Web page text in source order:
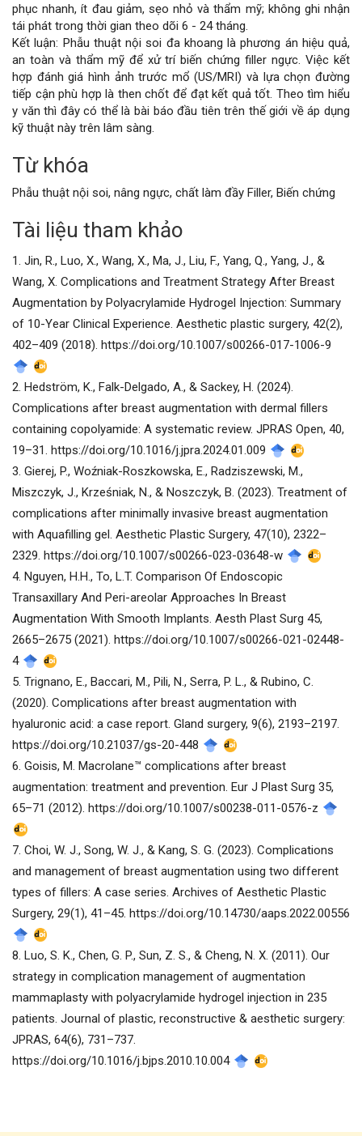
phục nhanh, ít đau giảm, sẹo nhỏ và thẩm mỹ; không ghi nhận
tái phát trong thời gian theo dõi 6 - 24 tháng.
Kết luận: Phẫu thuật nội soi đa khoang là phương án hiệu quả,
an toàn và thẩm mỹ để xử trí biến chứng filler ngực. Việc kết
hợp đánh giá hình ảnh trước mổ (US/MRI) và lựa chọn đường
tiếp cận phù hợp là then chốt để đạt kết quả tốt. Theo tìm hiểu
y văn thì đây có thể là bài báo đầu tiên trên thế giới về áp dụng
kỹ thuật này trên lâm sàng.
Chi
tiết
bài
viết
Từ khóa
Phẫu thuật nội soi, nâng ngực, chất làm đầy Filler, Biến chứng
Tài liệu tham khảo
1. Jin, R., Luo, X., Wang, X., Ma, J., Liu, F., Yang, Q., Yang, J., &
Wang, X. Complications and Treatment Strategy After Breast
Augmentation by Polyacrylamide Hydrogel Injection: Summary
of 10-Year Clinical Experience. Aesthetic plastic surgery, 42(2),
402–409 (2018). https://doi.org/10.1007/s00266-017-1006-9
2. Hedström, K., Falk-Delgado, A., & Sackey, H. (2024).
Complications after breast augmentation with dermal fillers
containing copolyamide: A systematic review. JPRAS Open, 40,
19–31. https://doi.org/10.1016/j.jpra.2024.01.009
3. Gierej, P., Woźniak-Roszkowska, E., Radziszewski, M.,
Miszczyk, J., Krześniak, N., & Noszczyk, B. (2023). Treatment of
complications after minimally invasive breast augmentation
with Aquafilling gel. Aesthetic Plastic Surgery, 47(10), 2322–
2329. https://doi.org/10.1007/s00266-023-03648-w
4. Nguyen, H.H., To, L.T. Comparison Of Endoscopic
Transaxillary And Peri-areolar Approaches In Breast
Augmentation With Smooth Implants. Aesth Plast Surg 45,
2665–2675 (2021). https://doi.org/10.1007/s00266-021-02448-
4
5. Trignano, E., Baccari, M., Pili, N., Serra, P. L., & Rubino, C.
(2020). Complications after breast augmentation with
hyaluronic acid: a case report. Gland surgery, 9(6), 2193–2197.
https://doi.org/10.21037/gs-20-448
6. Goisis, M. Macrolane™ complications after breast
augmentation: treatment and prevention. Eur J Plast Surg 35,
65–71 (2012). https://doi.org/10.1007/s00238-011-0576-z
7. Choi, W. J., Song, W. J., & Kang, S. G. (2023). Complications
and management of breast augmentation using two different
types of fillers: A case series. Archives of Aesthetic Plastic
Surgery, 29(1), 41–45. https://doi.org/10.14730/aaps.2022.00556
8. Luo, S. K., Chen, G. P., Sun, Z. S., & Cheng, N. X. (2011). Our
strategy in complication management of augmentation
mammaplasty with polyacrylamide hydrogel injection in 235
patients. Journal of plastic, reconstructive & aesthetic surgery:
JPRAS, 64(6), 731–737.
https://doi.org/10.1016/j.bjps.2010.10.004